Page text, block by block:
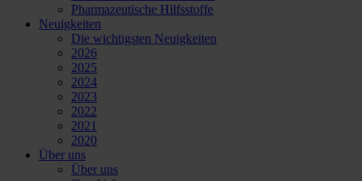
Pharmazeutische Hilfsstoffe
Neuigkeiten
Die wichtigsten Neuigkeiten
2026
2025
2024
2023
2022
2021
2020
Über uns
Über uns